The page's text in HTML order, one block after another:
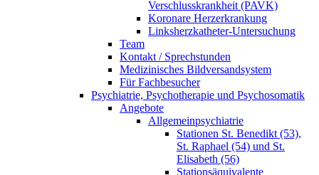
Verschlusskrankheit (PAVK)
Koronare Herzerkrankung
Linksherzkatheter-Untersuchung
Team
Kontakt / Sprechstunden
Medizinisches Bildversandsystem
Für Fachbesucher
Psychiatrie, Psychotherapie und Psychosomatik
Angebote
Allgemeinpsychiatrie
Stationen St. Benedikt (53),
St. Raphael (54) und St.
Elisabeth (56)
Stationsäquivalente